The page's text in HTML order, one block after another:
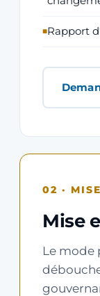
Rapport
02 ·
Mise
Le